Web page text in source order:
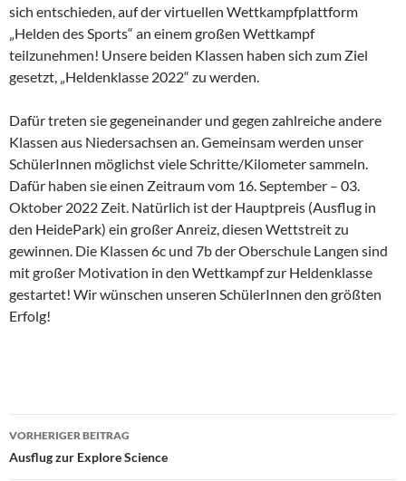
sich entschieden, auf der virtuellen Wettkampfplattform
„Helden des Sports“ an einem großen Wettkampf
teilzunehmen! Unsere beiden Klassen haben sich zum Ziel
gesetzt, „Heldenklasse 2022“ zu werden.
Dafür treten sie gegeneinander und gegen zahlreiche andere
Klassen aus Niedersachsen an. Gemeinsam werden unser
SchülerInnen möglichst viele Schritte/Kilometer sammeln.
Dafür haben sie einen Zeitraum vom 16. September – 03.
Oktober 2022 Zeit. Natürlich ist der Hauptpreis (Ausflug in
den HeidePark) ein großer Anreiz, diesen Wettstreit zu
gewinnen. Die Klassen 6c und 7b der Oberschule Langen sind
mit großer Motivation in den Wettkampf zur Heldenklasse
gestartet! Wir wünschen unseren SchülerInnen den größten
Erfolg!
Beitragsnavigation
VORHERIGER BEITRAG
Ausflug zur Explore Science